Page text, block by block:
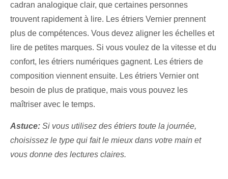
cadran analogique clair, que certaines personnes
trouvent rapidement à lire. Les étriers Vernier prennent
plus de compétences. Vous devez aligner les échelles et
lire de petites marques. Si vous voulez de la vitesse et du
confort, les étriers numériques gagnent. Les étriers de
composition viennent ensuite. Les étriers Vernier ont
besoin de plus de pratique, mais vous pouvez les
maîtriser avec le temps.
Astuce: Si vous utilisez des étriers toute la journée,
choisissez le type qui fait le mieux dans votre main et
vous donne des lectures claires.